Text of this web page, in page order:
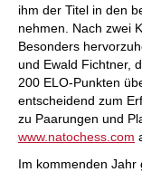
ihm der Titel in den
nehmen. Nach zwei
Besonders
und Ewald Fichtner,
200 ELO-Punkten
entscheidend zum
zu Paarungen und
www.natochess.com
Im kommenden Jahr